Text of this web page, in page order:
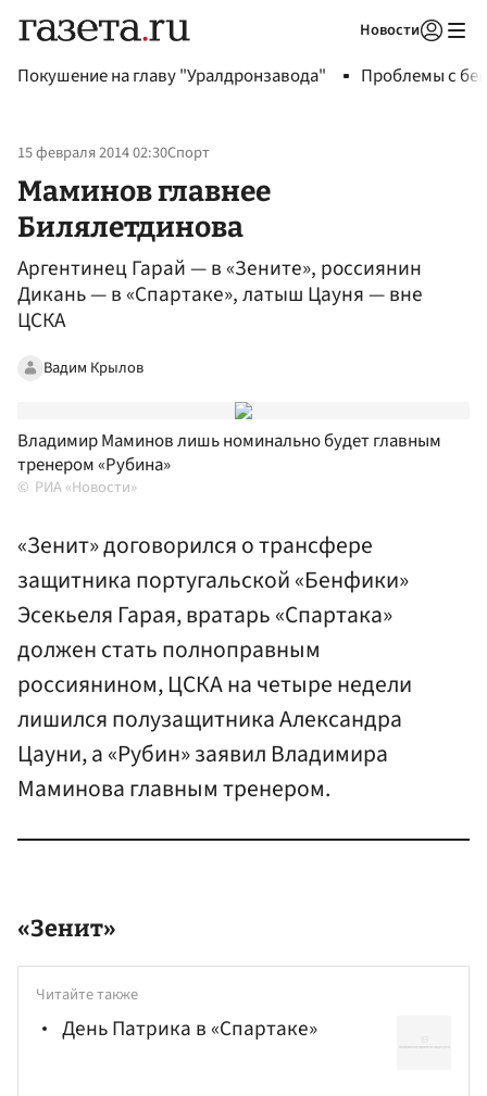
Новости
Покушение на главу "Уралдронзавода" Проблемы с
15 февраля 2014 02:30Спорт
Маминов главнее
Билялетдинова
Аргентинец Гарай — в «Зените», россиянин
Дикань — в «Спартаке», латыш Цауня — вне
ЦСКА
Вадим Крылов
Владимир Маминов лишь номинально будет главным
тренером «Рубина»
РИА «Новости»
«Зенит» договорился о трансфере
защитника португальской «Бенфики»
Эсекьеля Гарая, вратарь «Спартака»
должен стать полноправным
россиянином, ЦСКА на четыре недели
лишился полузащитника Александра
Цауни, а «Рубин» заявил Владимира
Маминова главным тренером.
«Зенит»
Читайте также
День Патрика в «Спартаке»